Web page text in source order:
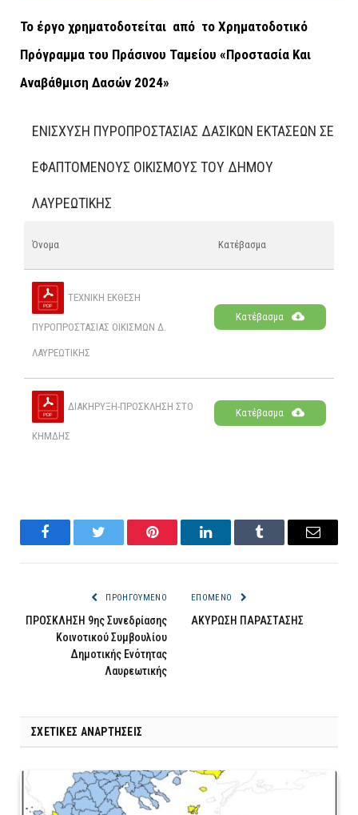
Το έργο χρηματοδοτείται από το Χρηματοδοτικό
Πρόγραμμα του Πράσινου Ταμείου «Προστασία Και
Αναβάθμιση Δασών 2024»
ΕΝΊΣΧΥΣΗ ΠΥΡΟΠΡΟΣΤΑΣΊΑΣ ΔΑΣΙΚΏΝ ΕΚΤΆΣΕΩΝ ΣΕ
ΕΦΑΠΤΌΜΕΝΟΥΣ ΟΙΚΙΣΜΟΎΣ ΤΟΥ ΔΉΜΟΥ
ΛΑΥΡΕΩΤΙΚΉΣ
Όνομα Κατέβασμα
ΤΕΧΝΙΚΗ ΕΚΘΕΣΗ
ΠΥΡΟΠΡΟΣΤΑΣΙΑΣ ΟΙΚΙΣΜΩΝ Δ.
ΛΑΥΡΕΩΤΙΚΗΣ
Κατέβασμα
ΔΙΑΚΗΡΥΞΗ-ΠΡΟΣΚΛΗΣΗ ΣΤΟ
ΚΗΜΔΗΣ
Κατέβασμα
FacebookTwitter Pinterest LinkedInTumblr Email
ΠΡΟΗΓΟΎΜΕΝΟ
ΠΡΟΣΚΛΗΣΗ 9ης Συνεδρίασης
Κοινοτικού Συμβουλίου
Δημοτικής Ενότητας
Λαυρεωτικής
ΕΠΌΜΕΝΟ
ΑΚΥΡΩΣΗ ΠΑΡΑΣΤΑΣΗΣ
ΣΧΕΤΙΚΈΣ ΑΝΑΡΤΉΣΕΙΣ